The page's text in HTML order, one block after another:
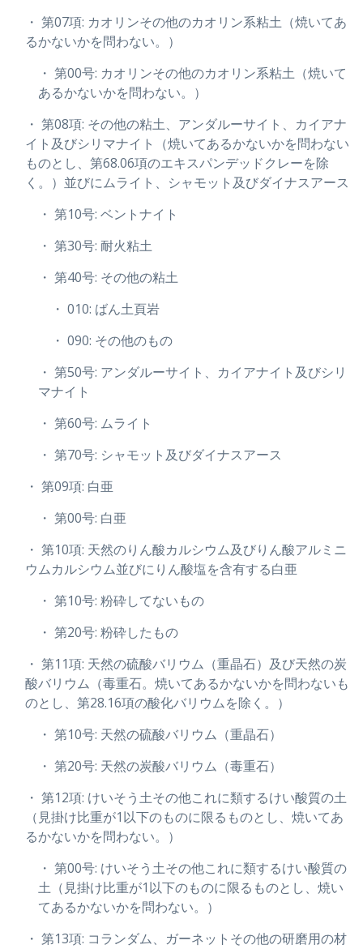
・ 第07項: カオリンその他のカオリン系粘土（焼いてあ
るかないかを問わない。）
・ 第00号: カオリンその他のカオリン系粘土（焼いて
あるかないかを問わない。）
・ 第08項: その他の粘土、アンダルーサイト、カイアナ
イト及びシリマナイト（焼いてあるかないかを問わない
ものとし、第68.06項のエキスパンデッドクレーを除
く。）並びにムライト、シャモット及びダイナスアース
・ 第10号: ベントナイト
・ 第30号: 耐火粘土
・ 第40号: その他の粘土
・ 010: ばん土頁岩
・ 090: その他のもの
・ 第50号: アンダルーサイト、カイアナイト及びシリ
マナイト
・ 第60号: ムライト
・ 第70号: シャモット及びダイナスアース
・ 第09項: 白亜
・ 第00号: 白亜
・ 第10項: 天然のりん酸カルシウム及びりん酸アルミニ
ウムカルシウム並びにりん酸塩を含有する白亜
・ 第10号: 粉砕してないもの
・ 第20号: 粉砕したもの
・ 第11項: 天然の硫酸バリウム（重晶石）及び天然の炭
酸バリウム（毒重石。焼いてあるかないかを問わないも
のとし、第28.16項の酸化バリウムを除く。）
・ 第10号: 天然の硫酸バリウム（重晶石）
・ 第20号: 天然の炭酸バリウム（毒重石）
・ 第12項: けいそう土その他これに類するけい酸質の土
（見掛け比重が1以下のものに限るものとし、焼いてあ
るかないかを問わない。）
・ 第00号: けいそう土その他これに類するけい酸質の
土（見掛け比重が1以下のものに限るものとし、焼い
てあるかないかを問わない。）
・ 第13項: コランダム、ガーネットその他の研磨用の材